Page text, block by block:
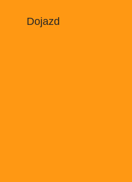
Dojazd